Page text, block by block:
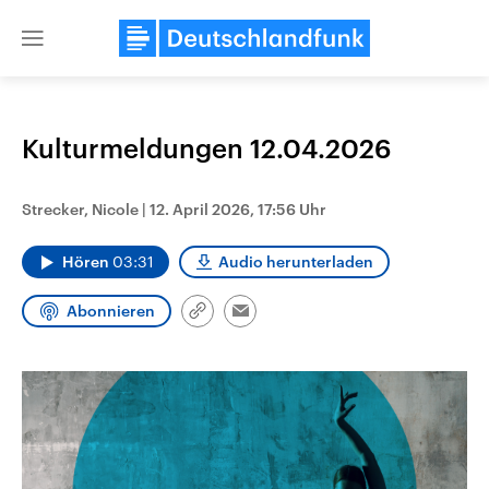
Close
Landtagswahl Sachsen-Anhalt
2026
Alle Informationen
Sachsen-Anhalt wählt am 6.
September 2026 einen neuen
Landtag. Seit 2021 wird das
Bundesland von einer Koalition aus
USA
Aktuelle Beiträge,
Hintergründe
Wirtschaftlich und
gehören die Vereinigten
den mächtigsten Ländern
mit großem Einfluss auf
Kulturmeldungen 12.04.2026
Strecker, Nicole | 12. April 2026, 17:56 Uhr
Hören 03:31 Audio herunterladen
Abonnieren
Link
Email